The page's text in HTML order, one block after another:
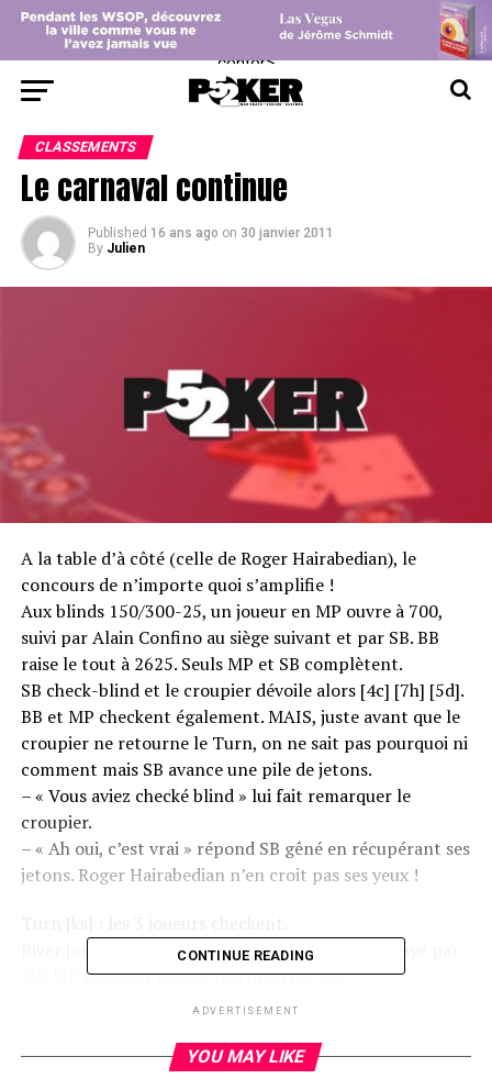
center>
CLASSEMENTS
Le carnaval continue
Published 16 ans ago on 30 janvier 2011
By Julien
A la table d’à côté (celle de Roger Hairabedian), le
concours de n’importe quoi s’amplifie !
Aux blinds 150/300-25, un joueur en MP ouvre à 700,
suivi par Alain Confino au siège suivant et par SB. BB
raise le tout à 2625. Seuls MP et SB complètent.
SB check-blind et le croupier dévoile alors [4c] [7h] [5d].
BB et MP checkent également. MAIS, juste avant que le
croupier ne retourne le Turn, on ne sait pas pourquoi ni
comment mais SB avance une pile de jetons.
– « Vous aviez checké blind » lui fait remarquer le
croupier.
– « Ah oui, c’est vrai » répond SB gêné en récupérant ses
jetons. Roger Hairabedian n’en croit pas ses yeux !
River [as] : SB check, BB mise 3100 et est juste payé par
MP. MP muck en voyant [ax] [qx] chez BB.
qualifiés…
CONTINUE READING
ADVERTISEMENT
YOU MAY LIKE